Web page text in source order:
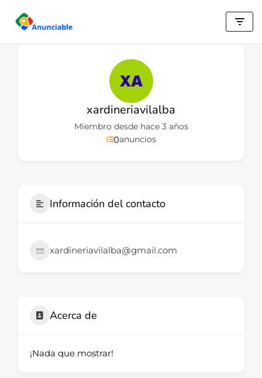
Saltar
xardineriavilalba
Miembro desde hace 3 años
0anuncios
Información del contacto
xardineriavilalba@gmail.com
Acerca de
¡Nada que mostrar!